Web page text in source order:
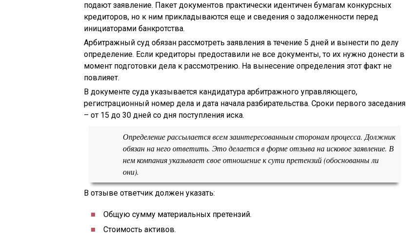
подают заявление. Пакет документов практически идентичен бумагам конкурсных
кредиторов, но к ним прикладываются еще и сведения о задолженности перед
инициаторами банкротства.
Арбитражный суд обязан рассмотреть заявления в течение 5 дней и вынести по делу
определение. Если кредиторы предоставили не все документы, то их нужно донести в
момент подготовки дела к рассмотрению. На вынесение определения этот факт не
повлияет.
В документе суда указывается кандидатура арбитражного управляющего,
регистрационный номер дела и дата начала разбирательства. Сроки первого заседания
– от 15 до 30 дней со дня поступления иска.
Определение рассылается всем заинтересованным сторонам процесса. Должник
обязан на него ответить. Это делается в форме отзыва на исковое заявление. В
нем компания указывает свое отношение к сути претензий (обоснованны ли
они).
В отзыве ответчик должен указать:
Общую сумму материальных претензий.
Стоимость активов.